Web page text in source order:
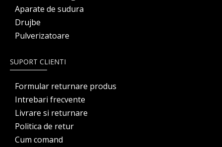
Aparate de sudura
Drujbe
Pulverizatoare
SUPORT CLIENTI
Formular returnare produs
Intrebari frecvente
Livrare si returnare
Politica de retur
Cum comand